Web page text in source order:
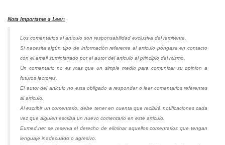
Nota Importante a Leer:
Los comentarios al artículo son responsabilidad exclusiva del remitente.
Si necesita algún tipo de información referente al articulo póngase en contacto
con el email suministrado por el autor del articulo al principio del mismo.
Un comentario no es mas que un simple medio para comunicar su opinion a
futuros lectores.
El autor del articulo no esta obligado a responder o leer comentarios referentes
al articulo.
Al escribir un comentario, debe tener en cuenta que recibirá notificaciones cada
vez que alguien escriba un nuevo comentario en este articulo.
Eumed.net se reserva el derecho de eliminar aquellos comentarios que tengan
lenguaje inadecuado o agresivo.